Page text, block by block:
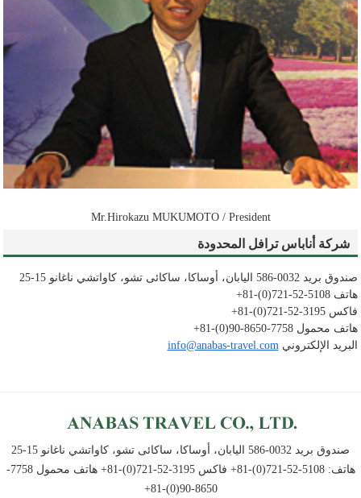
Mr.Hirokazu MUKUMOTO / President
شركة أناباس ترافل المحدودة
صندوق بريد 0032-586 اليابان، أوساكا، ساكائى تشو، كاواتشي ناغانو 15-25
هاتف 5108-52-721(0)-81+
فاكس 3195-52-721(0)-81+
هاتف محمول 7758-8650-90(0)-81+
البريد الإلكترونيinfo@anabas-travel.com
صندوق بريد 0032-586 اليابان، أوساكا، ساكائى تشو، كاواتشي ناغانو 15-25
هاتف: 5108-52-721(0)-81+ فاكس 3195-52-721(0)-81+ هاتف محمول 7758-
8650-90(0)-81+